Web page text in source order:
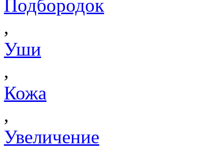
Подбородок
,
Уши
,
Кожа
,
Увеличение